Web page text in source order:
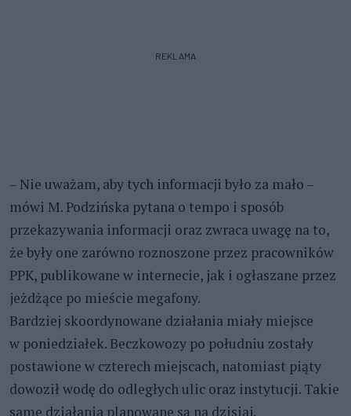
REKLAMA
– Nie uważam, aby tych informacji było za mało –
mówi M. Podzińska pytana o tempo i sposób
przekazywania informacji oraz zwraca uwagę na to,
że były one zarówno roznoszone przez pracowników
PPK, publikowane w internecie, jak i ogłaszane przez
jeżdżące po mieście megafony.
Bardziej skoordynowane działania miały miejsce
w poniedziałek. Beczkowozy po południu zostały
postawione w czterech miejscach, natomiast piąty
dowoził wodę do odległych ulic oraz instytucji. Takie
same działania planowane są na dzisiaj.